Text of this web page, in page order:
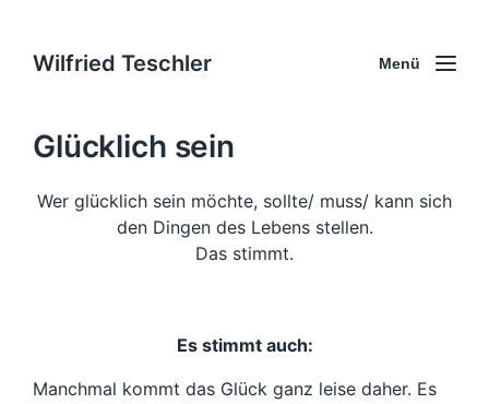
Wilfried Teschler Menü
Glücklich sein
Wer glücklich sein möchte, sollte/ muss/ kann sich
den Dingen des Lebens stellen.
Das stimmt.
Es stimmt auch:
Manchmal kommt das Glück ganz leise daher. Es